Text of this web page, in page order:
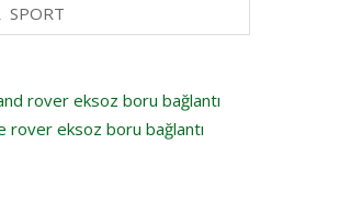
SPORT
rover eksoz boru bağlantı
rover eksoz boru bağlantı